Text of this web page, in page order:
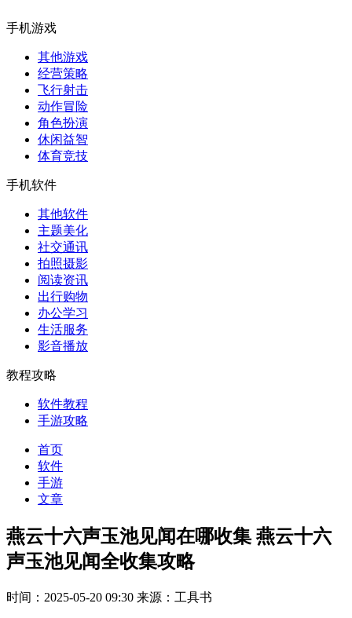
手机游戏
其他游戏
经营策略
飞行射击
动作冒险
角色扮演
休闲益智
体育竞技
手机软件
其他软件
主题美化
社交通讯
拍照摄影
阅读资讯
出行购物
办公学习
生活服务
影音播放
教程攻略
软件教程
手游攻略
首页
软件
手游
文章
燕云十六声玉池见闻在哪收集 燕云十六
声玉池见闻全收集攻略
时间：2025-05-20 09:30 来源：工具书